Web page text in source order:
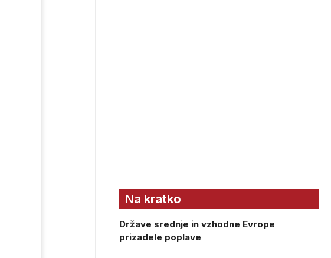
Na kratko
Države srednje in vzhodne Evrope
prizadele poplave